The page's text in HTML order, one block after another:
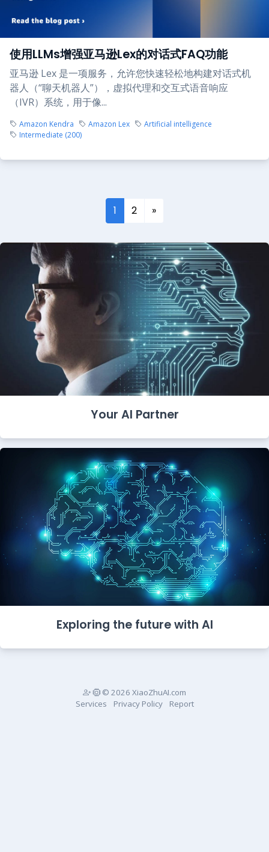
使用LLMs增强亚马逊Lex的对话式FAQ功能
亚马逊 Lex 是一项服务，允许您快速轻松地构建对话式机
器人（“聊天机器人”），虚拟代理和交互式语音响应
（IVR）系统，用于像...
Amazon Kendra Amazon Lex
Artificial intelligence
Intermediate (200)
1 2 »
Your AI Partner
Exploring the future with AI
© 2026 XiaoZhuAI.com
Services
Privacy Policy Report